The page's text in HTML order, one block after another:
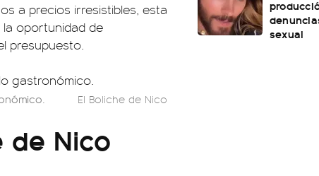
a precios irresistibles, esta
oportunidad de
presupuesto.
El Boliche de Nico
de Nico
sexual